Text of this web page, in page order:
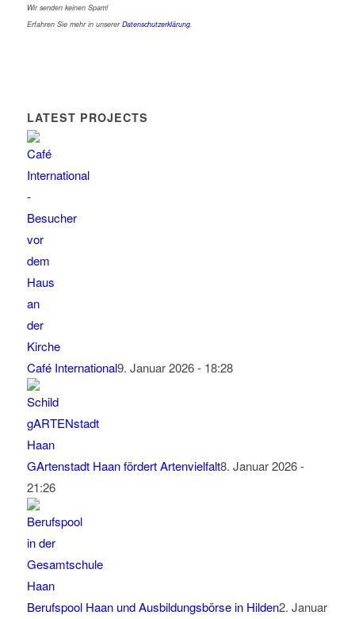
Wir senden keinen Spam!
Erfahren Sie mehr in unsererDatenschutzerklärung.
LATEST PROJECTS
Café International9. Januar 2026 - 18:28
GArtenstadt Haan fördert Artenvielfalt8. Januar 2026 -
21:26
Berufspool Haan und Ausbildungsbörse in Hilden2. Januar